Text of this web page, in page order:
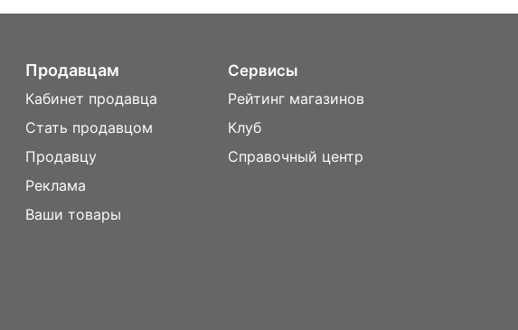
Продавцам
Кабинет продавца
Стать продавцом
Продавцу
Реклама
Ваши товары
Сервисы
Рейтинг магазинов
Клуб
Справочный центр